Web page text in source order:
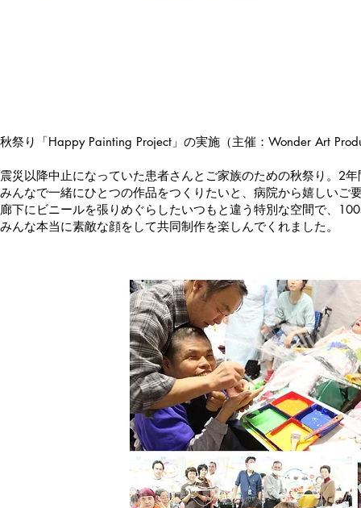
秋祭り「Happy Painting Project」の実施（主催：Wonder Art
震災以降中止になっていた患者さんとご家族のための秋祭り。2
みんなで一緒にひとつの作品をつくりたいと、病院から嬉しいご
廊下にビニールを張りめぐらしたいつもと違う特別な空間で、
みんな本当に素敵な顔をして共同制作を楽しんでくれました。